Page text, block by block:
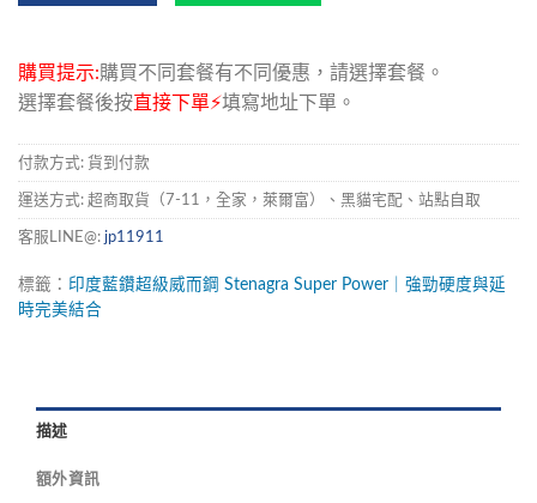
購買提示:購買不同套餐有不同優惠，請選擇套餐。
選擇套餐後按直接下單⚡填寫地址下單。
付款方式: 貨到付款
運送方式: 超商取貨（7-11，全家，萊爾富）、黑貓宅配、站點自取
客服LINE@: jp11911
標籤： 印度藍鑽超級威而鋼 Stenagra Super Power｜強勁硬度與延
時完美結合
描述
額外資訊